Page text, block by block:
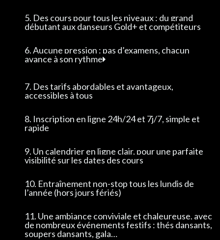
5. Des cours pour tous les niveaux : du grand
débutant aux danseurs Gold+ et compétiteurs
6. Aucune pression : pas d’examens, chacun
avance à son rythme
7. Des tarifs abordables et avantageux,
accessibles à tous
8. Inscription en ligne 24h/24 et 7j/7, simple et
rapide
9. Un calendrier en ligne clair, pour une parfaite
visibilité sur les dates des cours
10. Entraînement non-stop tous les lundis de
l’année (hors jours fériés)
11. Une ambiance conviviale et chaleureuse, avec
de nombreux événements festifs : thés dansants,
soupers dansants, gala…